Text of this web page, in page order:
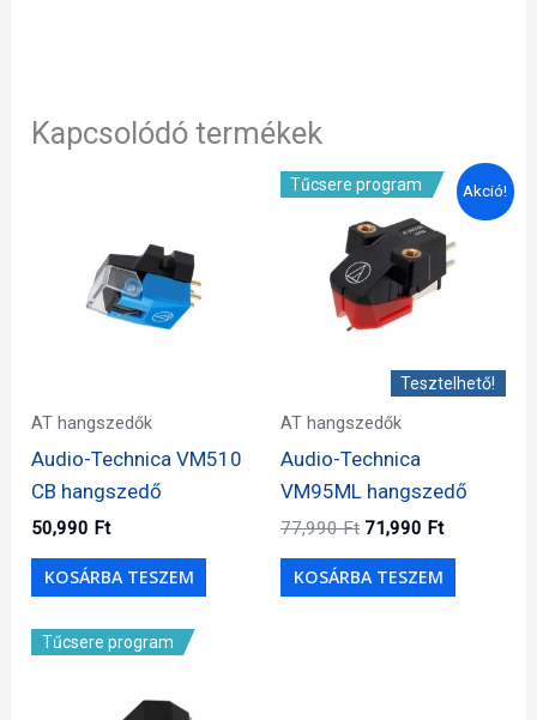
Kapcsolódó termékek
AT hangszedők
Audio-Technica VM510
CB hangszedő
50,990 Ft
KOSÁRBA TESZEM
Akció!
Tesztelhető!
Tűcsere program
AT hangszedők
Audio-Technica
VM95ML hangszedő
77,990Ft Original
was:
77,990 Ft.
71,990 FtCurrent
71,990 Ft.
KOSÁRBA TESZEM
Tűcsere program